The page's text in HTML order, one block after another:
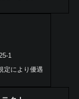
1
定により優遇